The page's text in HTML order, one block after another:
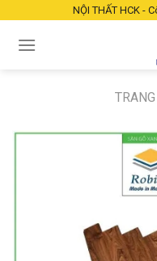
NỘI THẤT HCK -